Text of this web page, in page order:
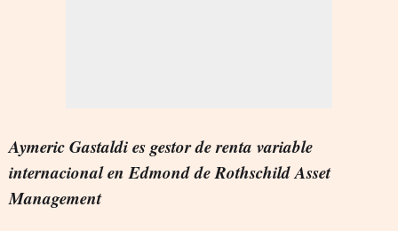
Aymeric Gastaldi es gestor de renta variable
internacional en Edmond de Rothschild Asset
Management